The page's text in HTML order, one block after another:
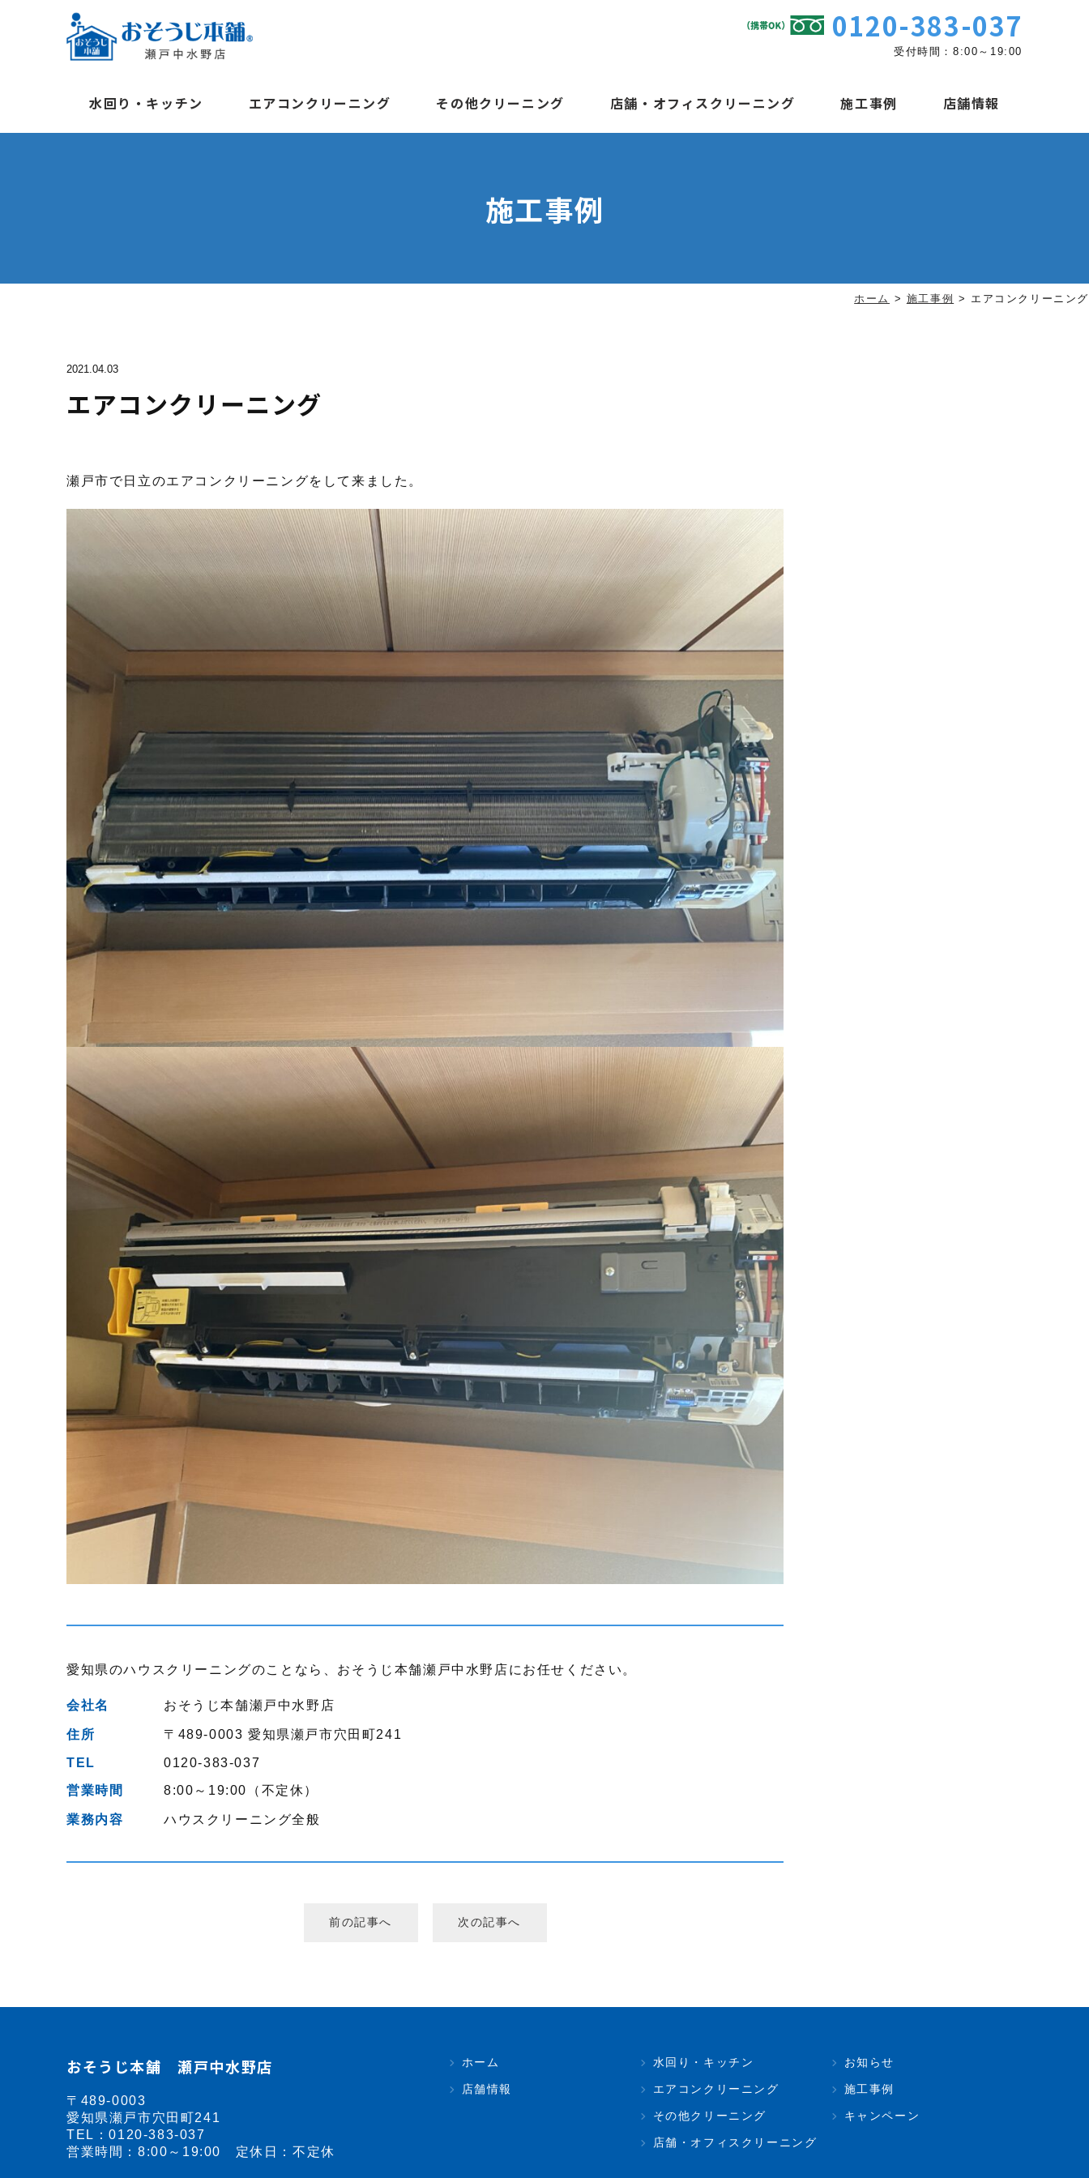
0120-383-037
受付時間：8:00～19:00
水回り・キッチン エアコンクリーニング その他クリーニング 店舗・オフィスクリーニング 施工事例 店舗情報
施工事例
ホーム > 施工事例 > エアコンクリーニング
2021.04.03
エアコンクリーニング
瀬戸市で日立のエアコンクリーニングをして来ました。
愛知県のハウスクリーニングのことなら、おそうじ本舗瀬戸中水野店にお任せください。
会社名 おそうじ本舗瀬戸中水野店
住所 〒489-0003 愛知県瀬戸市穴田町241
TEL
0120-383-037
営業時間
8:00～19:00（不定休）
業務内容 ハウスクリーニング全般
前の記事へ 次の記事へ
おそうじ本舗 瀬戸中水野店
〒489-0003
愛知県瀬戸市穴田町241
TEL：0120-383-037
営業時間：8:00～19:00 定休日：不定休
ホーム
店舗情報
水回り・キッチン
エアコンクリーニング
その他クリーニング
店舗・オフィスクリーニング
お知らせ
施工事例
キャンペーン